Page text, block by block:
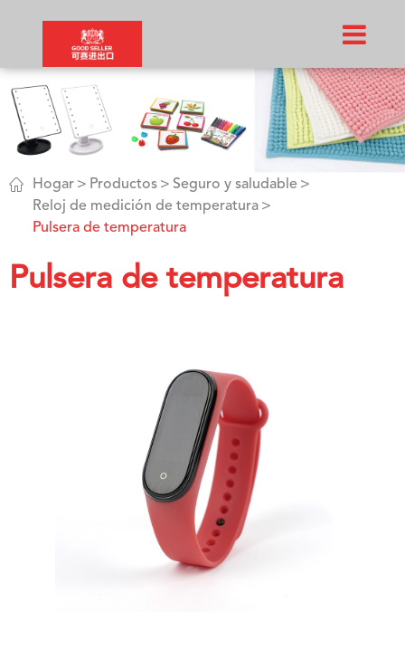
 Hogar Productos
Seguro y saludable
Reloj de medición de temperatura
Pulsera de temperatura
Pulsera de temperatura